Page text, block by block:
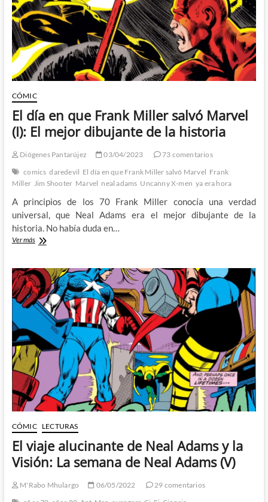
salvó
Marvel
(II)
CÓMIC
El día en que Frank Miller salvó Marvel
(I): El mejor dibujante de la historia
Diógenes Pantarújez 03/04/2023
73 comentarios
comics daredevil El día en que Frank Miller salvó Marvel Frank
Miller Jim Shooter Marvel neal adams Uncanny X-men ya era hora
A principios de los 70 Frank Miller conocía una verdad
universal, que Neal Adams era el mejor dibujante de la
historia. No había duda en…
Ver másEl
que
Frank
Miller
salvó
Marvel
El
mejor
dibujante
de
la
historia
CÓMIC LECTURAS
El viaje alucinante de Neal Adams y la
Visión: La semana de Neal Adams (V)
M'Rabo Mhulargo 06/05/2022
29 comentarios